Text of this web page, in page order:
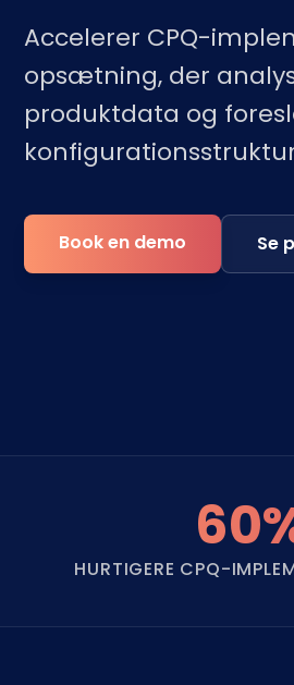
Accelerer CPQ-
opsætning, der
produktdata og
Book en demo Se
HURTIGERE CPQ-